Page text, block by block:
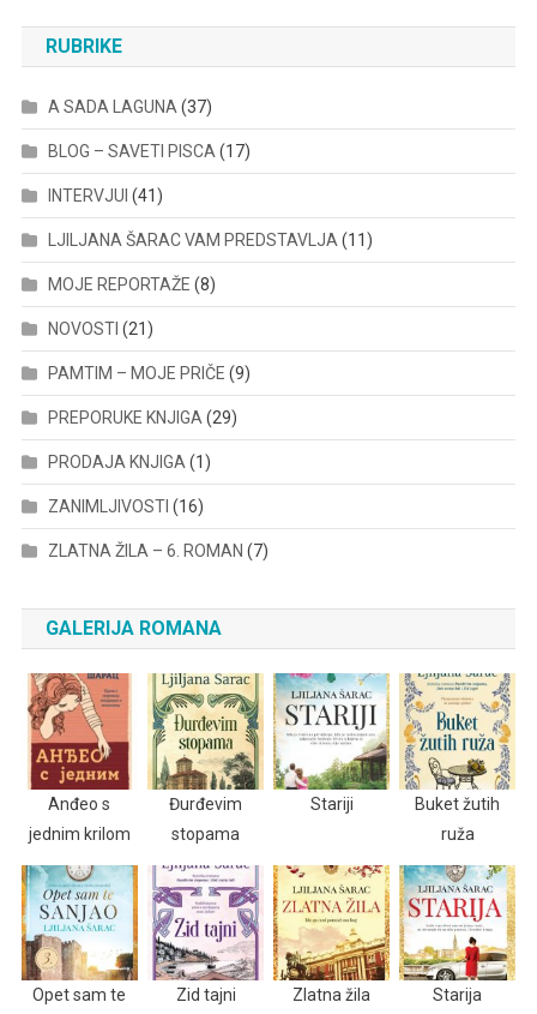
RUBRIKE
A SADA LAGUNA(37)
BLOG – SAVETI PISCA(17)
INTERVJUI (41)
LJILJANA ŠARAC VAM PREDSTAVLJA(11)
MOJE REPORTAŽE (8)
NOVOSTI (21)
PAMTIM – MOJE PRIČE (9)
PREPORUKE KNJIGA(29)
PRODAJA KNJIGA(1)
ZANIMLJIVOSTI (16)
ZLATNA ŽILA – 6. ROMAN (7)
GALERIJA ROMANA
Anđeo s
jednim krilom
Đurđevim
stopama
Stariji
Buket žutih
ruža
Opet sam te
Zid tajni Zlatna žila Starija